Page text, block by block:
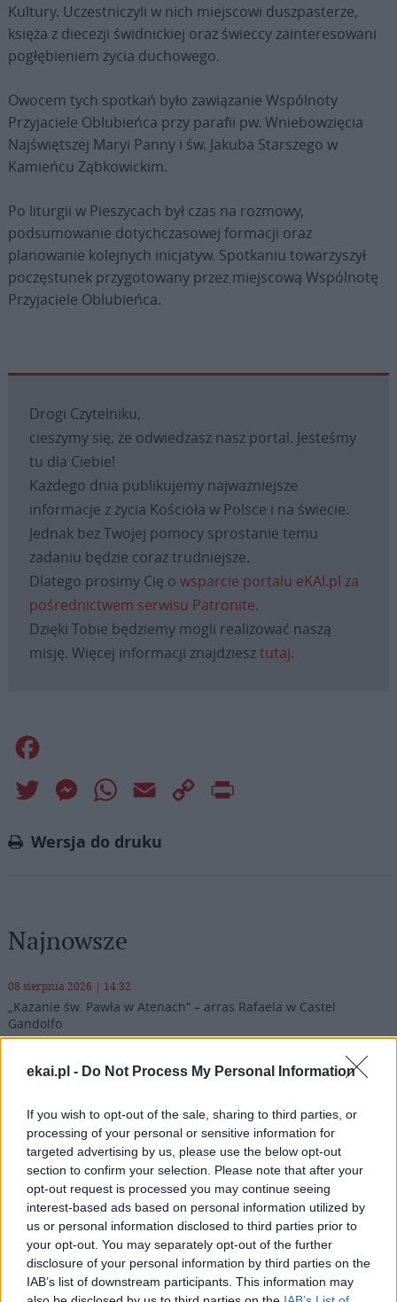
ekai.pl - Do Not Process My Personal Information
If you wish to opt-out of the sale, sharing to third parties, or
processing of your personal or sensitive information for
targeted advertising by us, please use the below opt-out
section to confirm your selection. Please note that after your
opt-out request is processed you may continue seeing
interest-based ads based on personal information utilized by
us or personal information disclosed to third parties prior to
your opt-out. You may separately opt-out of the further
disclosure of your personal information by third parties on the
IAB’s list of downstream participants. This information may
Kultury. Uczestniczyli w nich miejscowi duszpasterze,
księża z diecezji świdnickiej oraz świeccy zainteresowani
pogłębieniem życia duchowego.
Owocem tych spotkań było zawiązanie Wspólnoty
Przyjaciele Oblubieńca przy parafii pw. Wniebowzięcia
Najświętszej Maryi Panny i św. Jakuba Starszego w
Kamieńcu Ząbkowickim.
Po liturgii w Pieszycach był czas na rozmowy,
podsumowanie dotychczasowej formacji oraz
planowanie kolejnych inicjatyw. Spotkaniu towarzyszył
poczęstunek przygotowany przez miejscową Wspólnotę
Przyjaciele Oblubieńca.
Drogi Czytelniku,
cieszymy się, że odwiedzasz nasz portal. Jesteśmy
tu dla Ciebie!
Każdego dnia publikujemy najważniejsze
informacje z życia Kościoła w Polsce i na świecie.
Jednak bez Twojej pomocy sprostanie temu
zadaniu będzie coraz trudniejsze.
Dlatego prosimy Cię o wsparcie portalu eKAI.pl za
pośrednictwem serwisu Patronite.
Dzięki Tobie będziemy mogli realizować naszą
misję. Więcej informacji znajdziesztutaj.
Twitter MessengerWhatsApp
Email
Copy
Wersja do druku
Najnowsze
08 sierpnia 2026 | 14:32
„Kazanie św. Pawła w Atenach” – arras Rafaela w Castel
Gandolfo
Seul przygotowuje się do Światowych Dni Młodzieży 2027
08 sierpnia 2026 | 13:00
Chrześcijanie apelują o zmianę przepisów w sprawie darowizn
zagranicznych
08 sierpnia 2026 | 12:46
8 sierpnia Kościół wspomina św. Dominika
Popularne